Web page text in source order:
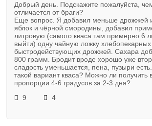
Добрый день. Подскажите пожалуйста,
отличается от браги?
Еще вопрос. Я добавил меньше дрожжей
яблок и чёрной смородины, добавил
литровую (самого кваса там примерно 6
выйти) одну чайную ложку хлебопекарных
быстродействующих дрожжей. Сахара
800 грамм. Бродит вроде хорошо уже
сладость уменьшается, пена, пузыри
такой вариант кваса? Можно ли получить
пропорции 4-6 градусов за 2-3 дня?
9
4